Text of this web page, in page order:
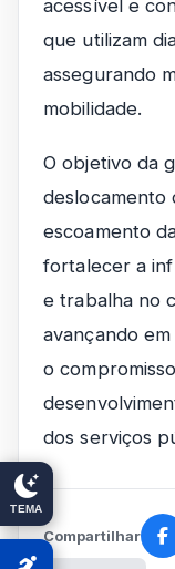
TEMA
acessível e
que utilizam
assegurando
mobilidade.
O objetivo da
deslocamento
escoamento
fortalecer a
e trabalha no
avançando
o
dos serviços
Compartilhar